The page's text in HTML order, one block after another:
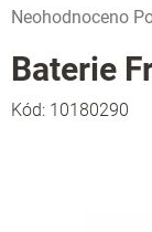
hodnocení
produktu
je
0,0
Neohodnoceno
Baterie
Kód: 10180290